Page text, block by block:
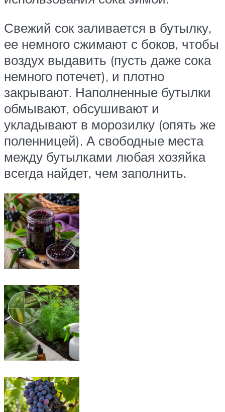
Свежий сок заливается в бутылку,
ее немного сжимают с боков, чтобы
воздух выдавить (пусть даже сока
немного потечет), и плотно
закрывают. Наполненные бутылки
обмывают, обсушивают и
укладывают в морозилку (опять же
поленницей). А свободные места
между бутылками любая хозяйка
всегда найдет, чем заполнить.